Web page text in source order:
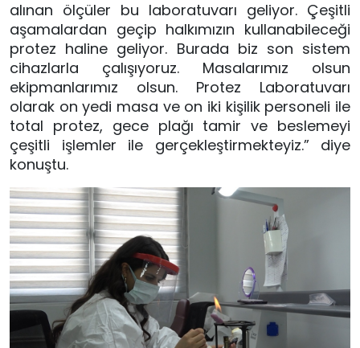
alınan ölçüler bu laboratuvarı geliyor. Çeşitli
aşamalardan geçip halkımızın kullanabileceği
protez haline geliyor. Burada biz son sistem
cihazlarla çalışıyoruz. Masalarımız olsun
ekipmanlarımız olsun. Protez Laboratuvarı
olarak on yedi masa ve on iki kişilik personeli ile
total protez, gece plağı tamir ve beslemeyi
çeşitli işlemler ile gerçekleştirmekteyiz.” diye
konuştu.